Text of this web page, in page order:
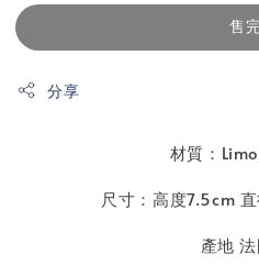
售
分享
材質：
尺寸：高度7.5cm
產地